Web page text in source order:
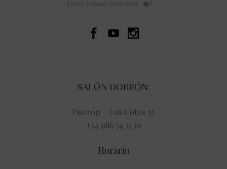
SALÓN DORRÓN:
Dorrón – Los Cotos 55
+34 986 74 11 56
Horario